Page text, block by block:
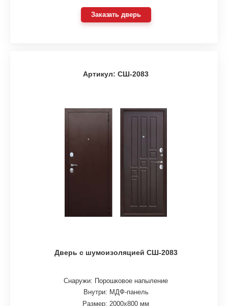
Заказать дверь
Артикул: СШ-2083
Дверь с шумоизоляцией СШ-2083
Снаружи: Порошковое напыление
Внутри: МДФ-панель
Размер: 2000х800 мм